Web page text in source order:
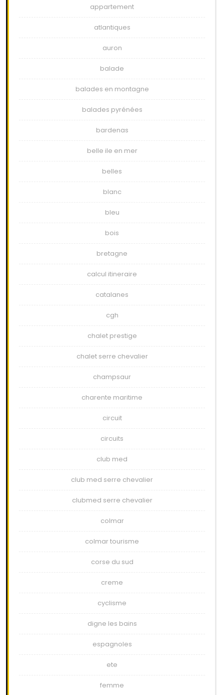
appartement
atlantiques
auron
balade
balades en montagne
balades pyrénées
bardenas
belle ile en mer
belles
blanc
bleu
bois
bretagne
calcul itineraire
catalanes
cgh
chalet prestige
chalet serre chevalier
champsaur
charente maritime
circuit
circuits
club med
club med serre chevalier
clubmed serre chevalier
colmar
colmar tourisme
corse du sud
creme
cyclisme
digne les bains
espagnoles
ete
femme